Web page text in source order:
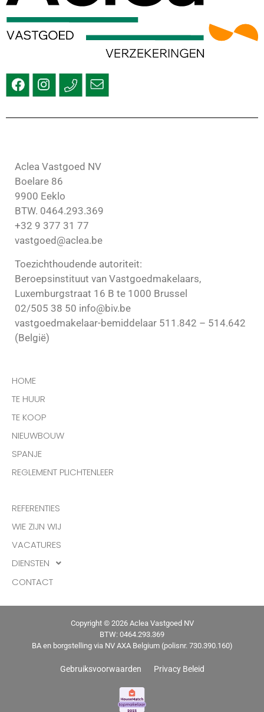
Aclea Vastgoed NV
Boelare 86
9900 Eeklo
BTW. 0464.293.369
+32 9 377 31 77
vastgoed@aclea.be
Toezichthoudende autoriteit:
Beroepsinstituut van Vastgoedmakelaars,
Luxemburgstraat 16 B te 1000 Brussel
02/505 38 50 info@biv.be
vastgoedmakelaar-bemiddelaar 511.842 – 514.642
(België)
HOME
TE HUUR
TE KOOP
NIEUWBOUW
SPANJE
REGLEMENT PLICHTENLEER
REFERENTIES
WIE ZIJN WIJ
VACATURES
DIENSTEN
CONTACT
Copyright © 2026 Aclea Vastgoed NV
BTW: 0464.293.369
BA en borgstelling via NV AXA Belgium (polisnr. 730.390.160)
Gebruiksvoorwaarden Privacy Beleid